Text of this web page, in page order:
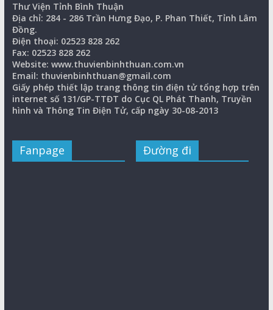
Thư Viện Tỉnh Bình Thuận
Địa chỉ: 284 - 286 Trần Hưng Đạo, P. Phan Thiết, Tỉnh Lâm
Đồng.
Điện thoại: 02523 828 262
Fax: 02523 828 262
Website: www.thuvienbinhthuan.com.vn
Email: thuvienbinhthuan@gmail.com
Giấy phép thiết lập trang thông tin điện tử tổng hợp trên
internet số 131/GP-TTĐT do Cục QL Phát Thanh, Truyền
hình và Thông Tin Điện Tử, cấp ngày 30-08-2013
Fanpage Đường đi